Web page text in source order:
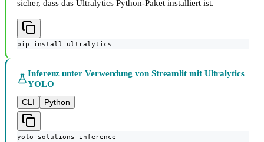
sicher, dass das Ultralytics Python-Paket installiert ist.
pip install ultralytics
Inferenz unter Verwendung von Streamlit mit Ultralytics
YOLO
CLI
Python
yolo solutions inference